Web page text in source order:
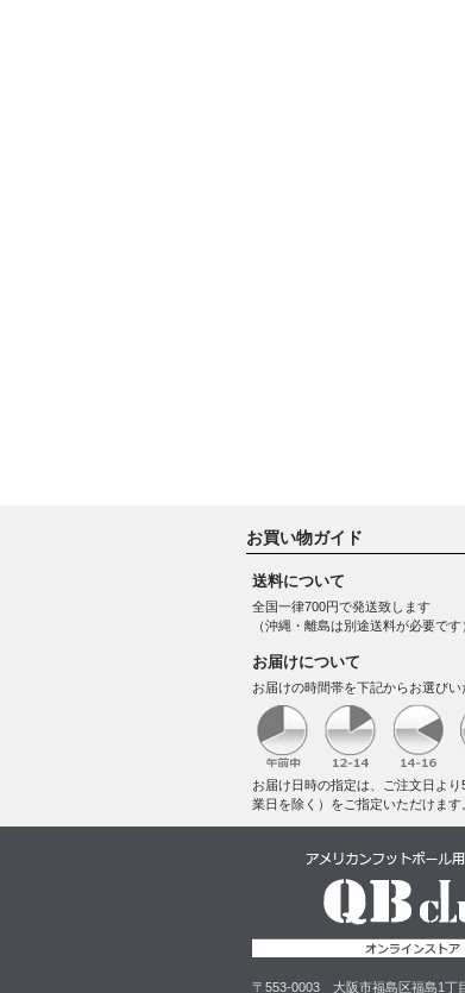
お買い物ガイド
送料について
全国一律700円で発送致します
（沖縄・離島は別途送料が必要です
お届けについて
お届けの時間帯を下記からお選びい
お届け日時の指定は、ご注文日よ
業日を除く）をご指定いただけます
〒553-0003 大阪市福島区福島1丁